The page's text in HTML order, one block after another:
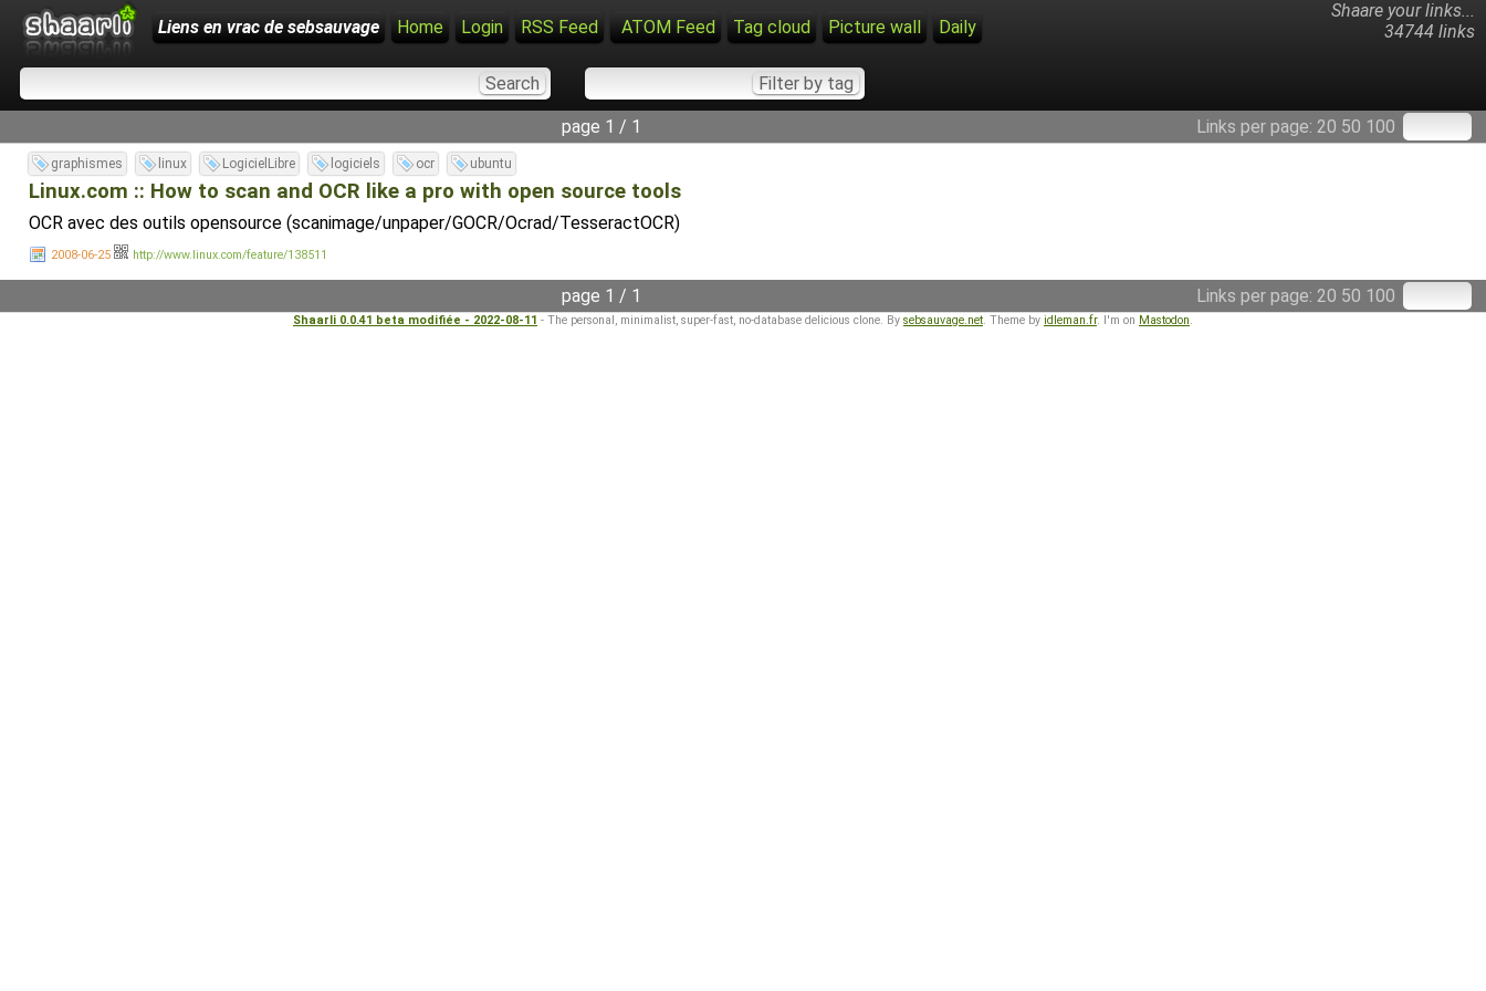
Shaare your links...
34744 links
Liens en vrac de sebsauvage Home Login RSS Feed ATOM Feed Tag cloud Picture wall Daily
Links per page: 20 50 100
page 1 / 1
graphismes linux LogicielLibre logiciels ocr ubuntu
Linux.com :: How to scan and OCR like a pro with open source tools
OCR avec des outils opensource (scanimage/unpaper/GOCR/Ocrad/TesseractOCR)
2008-06-25 http://www.linux.com/feature/138511
Links per page: 20 50 100
page 1 / 1
Shaarli 0.0.41 beta modifiée - 2022-08-11 - The personal, minimalist, super-fast, no-database delicious clone. By sebsauvage.net. Theme by idleman.fr. I'm on Mastodon.